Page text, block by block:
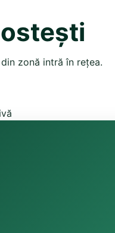
zonă intră în rețea.